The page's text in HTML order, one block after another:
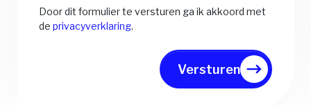
Door dit formulier te versturen ga ik akkoord met
de privacyverklaring.
Versturen